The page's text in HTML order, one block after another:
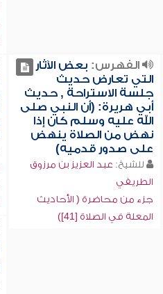
الفهرس: بعض الآثار
التي تعارض حديث
جلسة الاستراحة , حديث
أبي هريرة: (أن النبي صلى
الله عليه وسلم كان إذا
نهض من الصلاة ينهض
على صدور قدميه)
للشيخ: عبد العزيز بن مرزوق
الطريفي
جزء من محاضرة ( الأحاديث
المعلة في الصلاة [41])